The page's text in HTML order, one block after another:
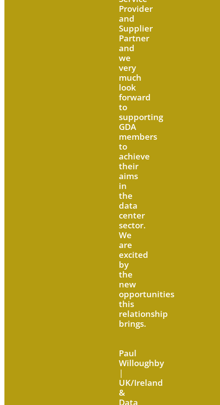
Provider
and
Supplier
Partner
and
we
very
much
look
forward
to
supporting
GDA
members
to
achieve
their
aims
in
the
data
center
sector.
We
are
excited
by
the
new
opportunities
this
relationship
brings.
Paul
Willoughby
|
UK/Ireland
&
Data